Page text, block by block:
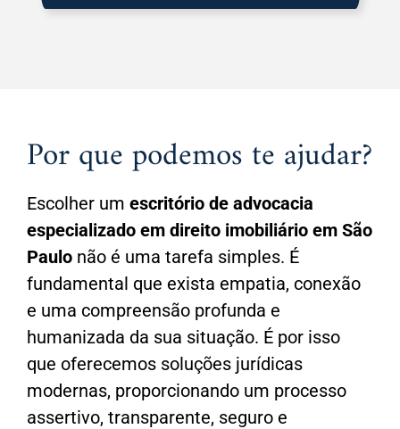
Por que podemos te ajudar?
Escolher um escritório de advocacia
especializado em direito imobiliário em São
Paulo não é uma tarefa simples. É
fundamental que exista empatia, conexão
e uma compreensão profunda e
humanizada da sua situação. É por isso
que oferecemos soluções jurídicas
modernas, proporcionando um processo
assertivo, transparente, seguro e